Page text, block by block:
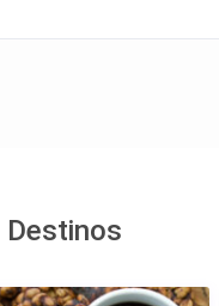
Destinos